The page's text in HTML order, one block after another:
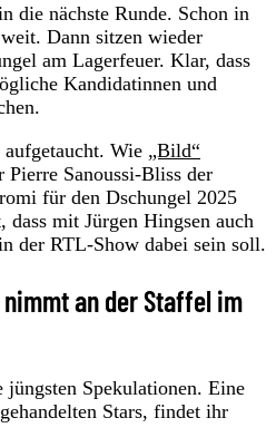
die nächste Runde. Schon in
Dann sitzen wieder
am Lagerfeuer. Klar, dass
Kandidatinnen und
Wie „Bild“
Pierre Sanoussi-Bliss der
für den Dschungel 2025
mit Jürgen Hingsen auch
der RTL-Show dabei sein soll.
an der Staffel im
Spekulationen. Eine
Stars, findet ihr